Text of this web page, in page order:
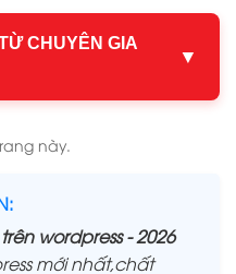
CHUYÊN GIA
▼
này.
wordpress - 2026
mới nhất,chất